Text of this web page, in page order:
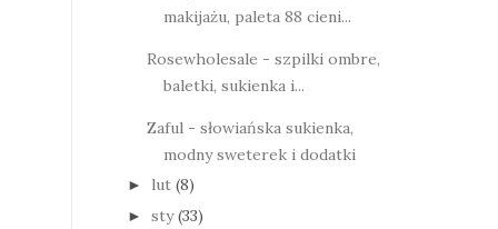
makijażu, paleta 88 cieni...
Rosewholesale - szpilki ombre,
baletki, sukienka i...
Zaful - słowiańska sukienka,
modny sweterek i dodatki
► lut (8)
► sty (33)